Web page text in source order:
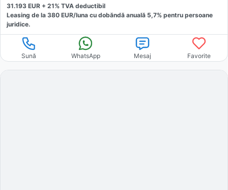
31.193 EUR + 21% TVA deductibil
Leasing de la 380 EUR/luna cu dobăndă anuală 5,7% pentru persoane
juridice.
Sună WhatsApp Mesaj Favorite